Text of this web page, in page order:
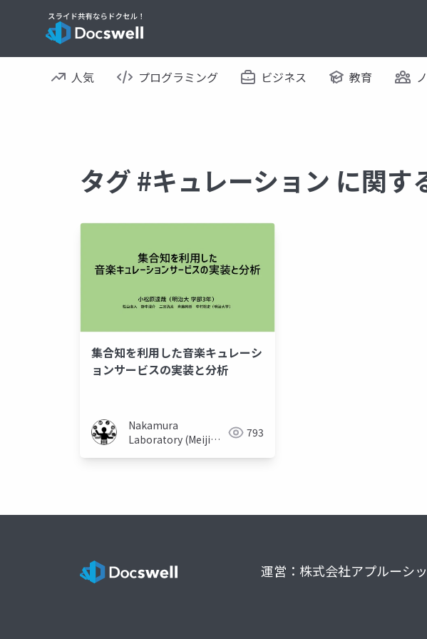
人気 プログラミング ビジネス 教育
タグ #キュレーション に関す
集合知を利用した音楽キュレーシ
ョンサービスの実装と分析
Nakamura
Laboratory (Meiji
793
運営：株式会社アプルーシ